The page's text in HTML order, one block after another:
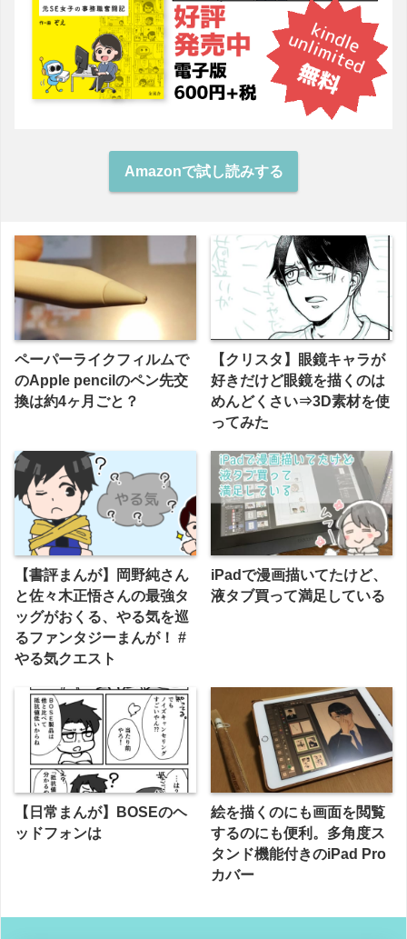
Amazonで試し読みする
ペーパーライクフィルムで
のApple pencilのペン先交
換は約4ヶ月ごと？
【クリスタ】眼鏡キャラが
好きだけど眼鏡を描くのは
めんどくさい⇒3D素材を使
ってみた
【書評まんが】岡野純さん
と佐々木正悟さんの最強タ
ッグがおくる、やる気を巡
るファンタジーまんが！ #
やる気クエスト
iPadで漫画描いてたけど、
液タブ買って満足している
【日常まんが】BOSEのヘ
ッドフォンは
絵を描くのにも画面を閲覧
するのにも便利。多角度ス
タンド機能付きのiPad Pro
カバー